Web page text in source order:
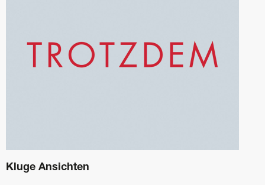
Kluge Ansichten